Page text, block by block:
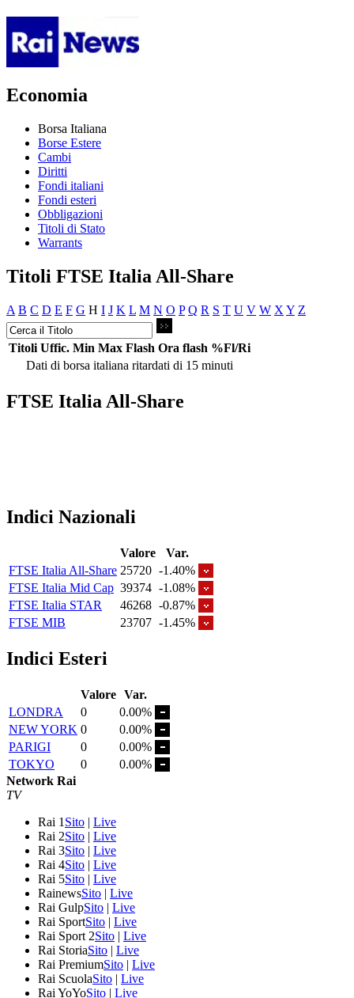
Economia
Borsa Italiana
Borse Estere
Cambi
Diritti
Fondi italiani
Fondi esteri
Obbligazioni
Titoli di Stato
Warrants
Titoli FTSE Italia All-Share
A B C D E F G H I J K L M N O P Q R S T U V W X Y Z
Titoli Uffic. Min Max Flash Ora flash %Fl/Ri
Dati di borsa italiana ritardati di 15 minuti
FTSE Italia All-Share
Indici Nazionali
Valore
Var.
FTSE Italia All-Share 25720 -1.40%
FTSE Italia Mid Cap 39374 -1.08%
FTSE Italia STAR
46268 -0.87%
FTSE MIB
23707 -1.45%
Indici Esteri
Valore Var.
LONDRA
0
0.00%
NEW YORK 0
0.00%
PARIGI
0
0.00%
TOKYO
0
0.00%
Network Rai
TV
Rai 1 Sito | Live
Rai 2Sito | Live
Rai 3Sito | Live
Rai 4Sito | Live
Rai 5Sito | Live
RainewsSito | Live
Rai GulpSito | Live
Rai SportSito | Live
Rai Sport 2Sito | Live
Rai StoriaSito | Live
Rai PremiumSito | Live
Rai ScuolaSito | Live
Rai YoYoSito | Live